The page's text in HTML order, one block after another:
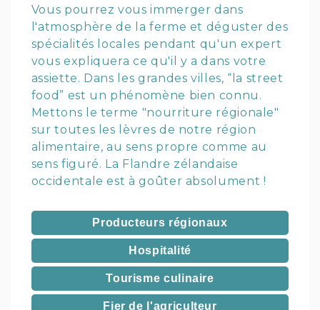
Vous pourrez vous immerger dans
l'atmosphère de la ferme et déguster des
spécialités locales pendant qu'un expert
vous expliquera ce qu'il y a dans votre
assiette. Dans les grandes villes, “la street
food” est un phénomène bien connu.
Mettons le terme "nourriture régionale"
sur toutes les lèvres de notre région
alimentaire, au sens propre comme au
sens figuré. La Flandre zélandaise
occidentale est à goûter absolument !
Producteurs régionaux
Hospitalité
Tourisme culinaire
Fier de l'agriculteur